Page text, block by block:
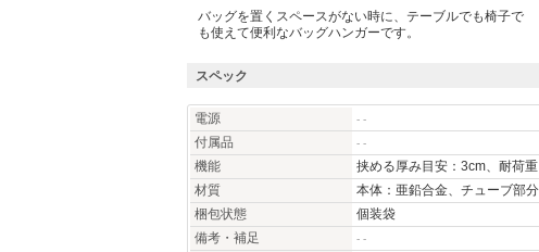
バッグを置くスペースがない時に、テーブルでも椅子で
も使えて便利なバッグハンガーです。
スペック
電源 - -
付属品 - -
機能
挟める厚み目安：3cm、耐荷
材質
本体：亜鉛合金、チューブ部
梱包状態
個装袋
備考・補足
- -